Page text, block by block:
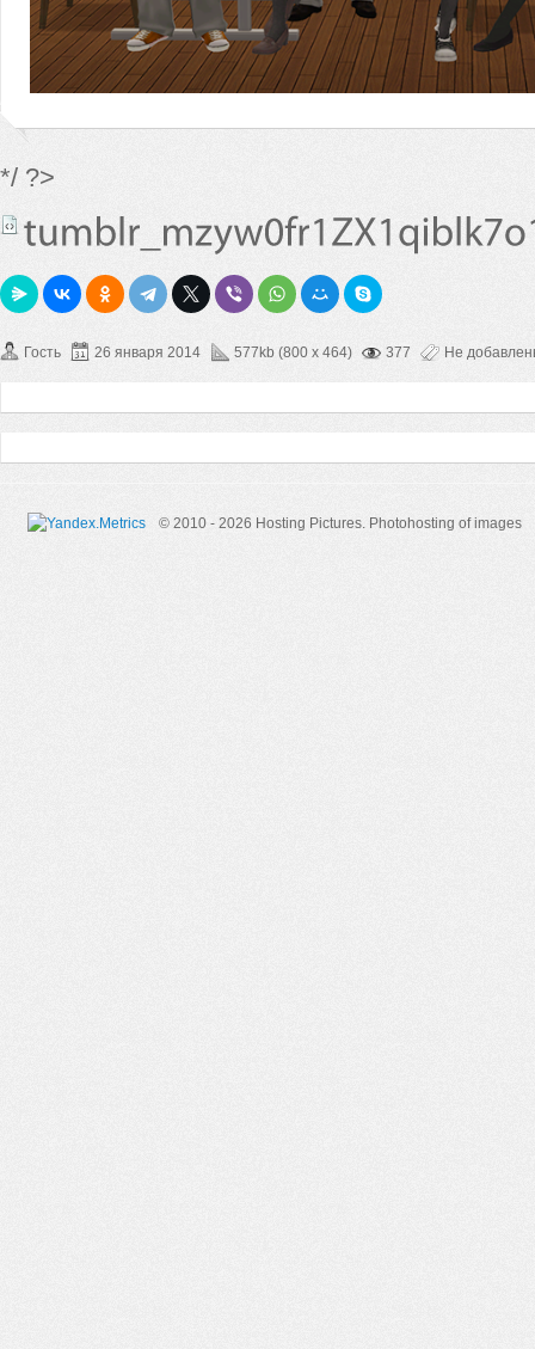
*/ ?>
Гость 26 января 2014 577kb (800 x 464) 377 Не
© 2010 - 2026 Hosting Pictures. Photohosting of images